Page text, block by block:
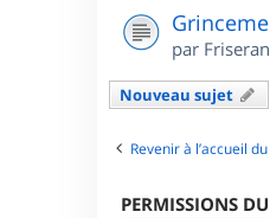
par
Nouveau sujet
Revenir à l’accueil
PERMISSIONS